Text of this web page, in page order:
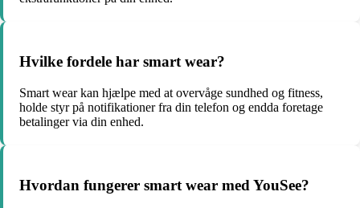
Hvilke fordele har smart wear?
Smart wear kan hjælpe med at overvåge sundhed og fitness,
holde styr på notifikationer fra din telefon og endda foretage
betalinger via din enhed.
Hvordan fungerer smart wear med YouSee?